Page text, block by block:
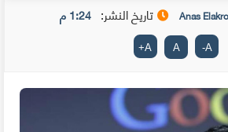
Anas تاريخ النشر: 1:24 م
A
-
A
A
+